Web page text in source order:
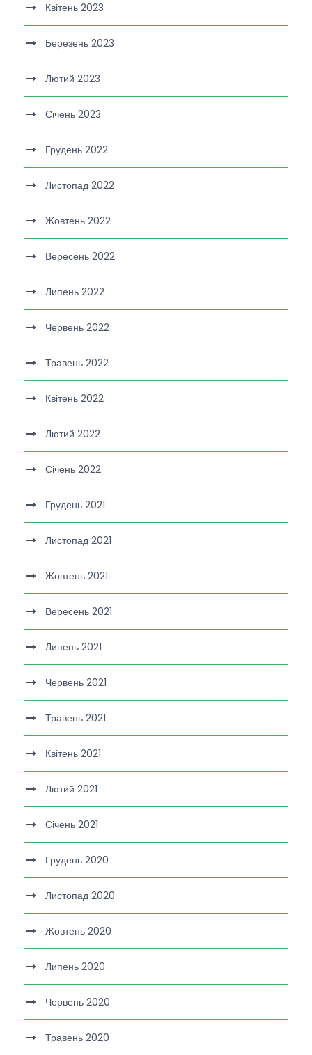
Квітень 2023
Березень 2023
Лютий 2023
Січень 2023
Грудень 2022
Листопад 2022
Жовтень 2022
Вересень 2022
Липень 2022
Червень 2022
Травень 2022
Квітень 2022
Лютий 2022
Січень 2022
Грудень 2021
Листопад 2021
Жовтень 2021
Вересень 2021
Липень 2021
Червень 2021
Травень 2021
Квітень 2021
Лютий 2021
Січень 2021
Грудень 2020
Листопад 2020
Жовтень 2020
Липень 2020
Червень 2020
Травень 2020